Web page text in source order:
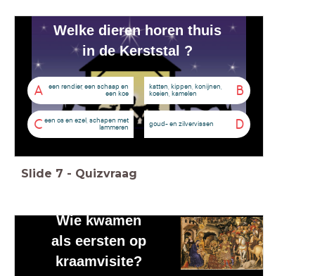
Welke dieren horen thuis
in de Kerststal ?
A
een rendier, een schaap en
een koe
B
katten, kippen, konijnen,
koeien, kamelen
C een os en ezel, schapen met
lammeren
D
goud- en zilvervissen
Slide 7 - Quizvraag
Wie kwamen
alseersten op
kraamvisite?